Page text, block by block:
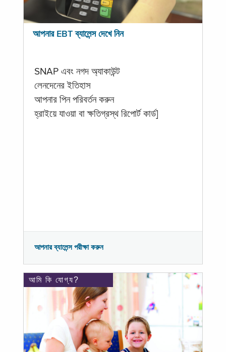
আপনার EBT ব্যালেন্স দেখে নিন
SNAP এবং নগদ অ্যাকাউন্ট
লেনদেনের ইতিহাস
আপনার পিন পরিবর্তন করুন
হ্রাইয়ে যাওয়া বা ক্ষতিগ্রস্থ রিপোর্ট কার্ড]
আপনার ব্যালেন্স পরীক্ষা করুন
আমি কি যোগ্য?